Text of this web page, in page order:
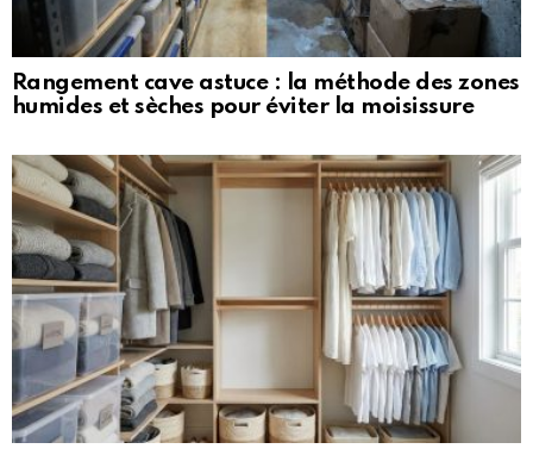
Rangement cave astuce : la méthode des zones
humides et sèches pour éviter la moisissure